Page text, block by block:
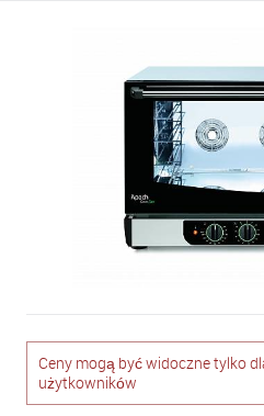
Ceny mogą być widoczne tylko
użytkowników